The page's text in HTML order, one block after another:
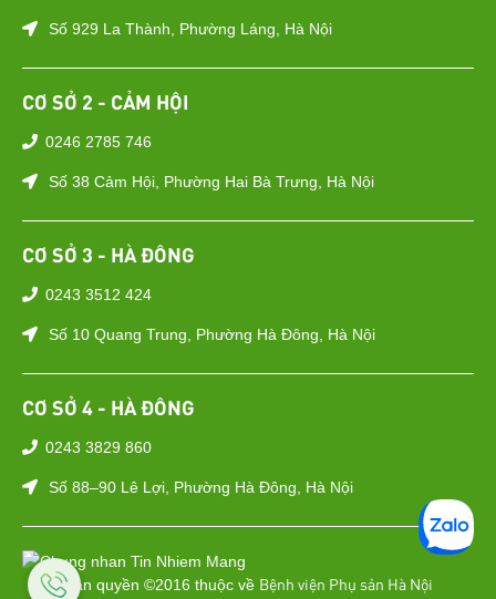
Số 929 La Thành, Phường Láng, Hà Nội
CƠ SỞ 2 - CẢM HỘI
0246 2785 746
Số 38 Cảm Hội, Phường Hai Bà Trưng, Hà Nội
CƠ SỞ 3 - HÀ ĐÔNG
0243 3512 424
Số 10 Quang Trung, Phường Hà Đông, Hà Nội
CƠ SỞ 4 - HÀ ĐÔNG
0243 3829 860
Số 88–90 Lê Lợi, Phường Hà Đông, Hà Nội
Bản quyền ©2016 thuộc về Bệnh viện Phụ sản Hà Nội